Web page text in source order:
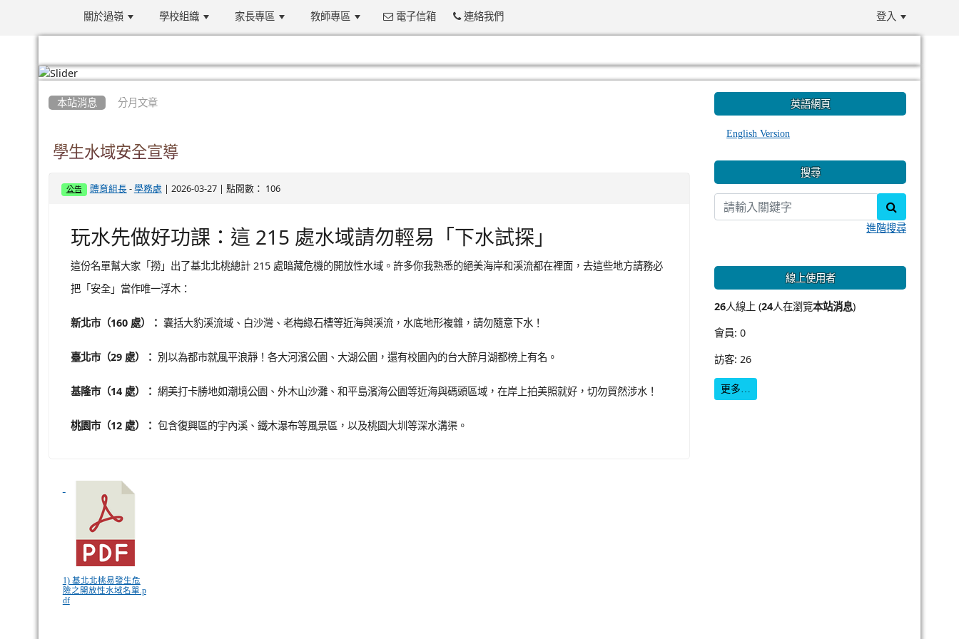
關於過嶺 學校組織 家長專區 教師專區 電子信箱 連絡我們 登入
本站消息 分月文章
學生水域安全宣導
公告 體育組長- 學務處 | 2026-03-27 | 點閱數： 106
玩水先做好功課：這 215 處水域請勿輕易「下水試探」
這份名單幫大家「撈」出了基北北桃總計 215 處暗藏危機的開放性水域。許多你我熟悉的絕美海岸和溪流都在裡面，去這些地方請務必
把「安全」當作唯一浮木：
新北市（160 處）： 囊括大豹溪流域、白沙灣、老梅綠石槽等近海與溪流，水底地形複雜，請勿隨意下水！
臺北市（29 處）： 別以為都市就風平浪靜！各大河濱公園、大湖公園，還有校園內的台大醉月湖都榜上有名。
基隆市（14 處）： 網美打卡勝地如潮境公園、外木山沙灘、和平島濱海公園等近海與碼頭區域，在岸上拍美照就好，切勿貿然涉水！
桃園市（12 處）： 包含復興區的宇內溪、鐵木瀑布等風景區，以及桃園大圳等深水溝渠。
1) 基北北桃易發生危
險之開放性水域名單.p
df
英語網頁
English Version
搜尋
進階搜尋
線上使用者
26人線上 (24人在瀏覽本站消息)
會員: 0
訪客: 26
更多…